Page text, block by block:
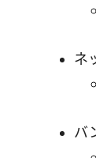
ネ
バ